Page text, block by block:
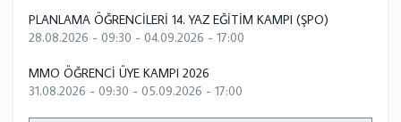
PLANLAMA ÖĞRENCİLERİ 14. YAZ EĞİTİM KAMPI (ŞPO)
28.08.2026 - 09:30 - 04.09.2026 - 17:00
MMO ÖĞRENCİ ÜYE KAMPI 2026
31.08.2026 - 09:30 - 05.09.2026 - 17:00